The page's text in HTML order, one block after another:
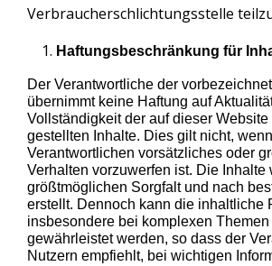
Verbraucherschlichtungsstelle
Haftungsbeschränkung für
Der Verantwortliche der
übernimmt keine Haftung auf
Vollständigkeit der auf dieser Website
gestellten Inhalte. Dies gilt nicht,
Verantwortlichen vorsätzliches oder
Verhalten vorzuwerfen ist. Die Inhalte
größtmöglichen Sorgfalt und nach
erstellt. Dennoch kann die inhaltliche
insbesondere bei komplexen
gewährleistet werden, so dass der
Nutzern empfiehlt, bei wichtigen